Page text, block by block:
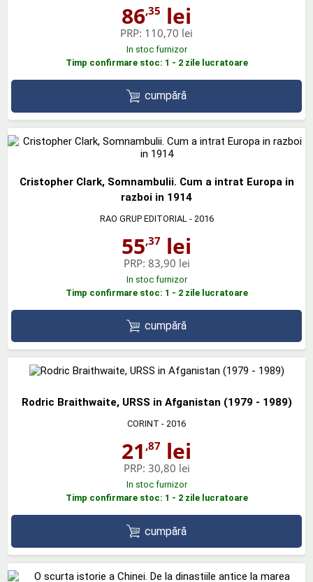
86,35 lei
PRP: 110,70 lei
In stoc furnizor
Timp confirmare stoc: 1 - 2 zile lucratoare
cumpără
Cristopher Clark, Somnambulii. Cum a intrat Europa in
razboi in 1914
RAO GRUP EDITORIAL - 2016
55,37 lei
PRP: 83,90 lei
In stoc furnizor
Timp confirmare stoc: 1 - 2 zile lucratoare
cumpără
Rodric Braithwaite, URSS in Afganistan (1979 - 1989)
CORINT - 2016
21 ,87 lei
PRP: 30,80 lei
In stoc furnizor
Timp confirmare stoc: 1 - 2 zile lucratoare
cumpără